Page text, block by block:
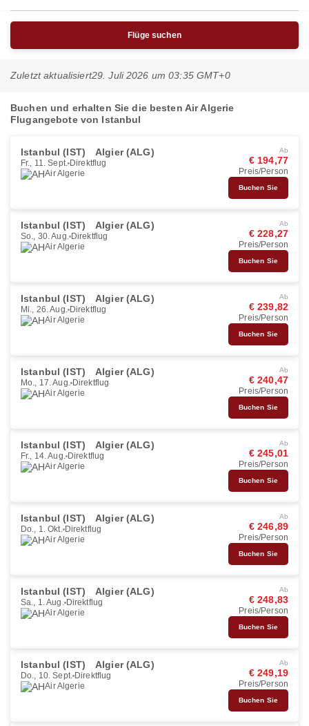
Flüge suchen
Zuletzt aktualisiert29. Juli 2026 um 03:35 GMT+0
Buchen und erhalten Sie die besten Air Algerie
Flugangebote von Istanbul
Istanbul (IST) Algier (ALG)
Fr., 11. Sept. Direktflug
Air Algerie
Ab
€ 194,77
Preis/Person
Buchen Sie
Istanbul (IST) Algier (ALG)
So., 30. Aug. Direktflug
Air Algerie
Ab
€ 228,27
Preis/Person
Buchen Sie
Istanbul (IST) Algier (ALG)
Mi., 26. Aug. Direktflug
Air Algerie
Ab
€ 239,82
Preis/Person
Buchen Sie
Istanbul (IST) Algier (ALG)
Mo., 17. Aug. Direktflug
Air Algerie
Ab
€ 240,47
Preis/Person
Buchen Sie
Istanbul (IST) Algier (ALG)
Fr., 14. Aug. Direktflug
Air Algerie
Ab
€ 245,01
Preis/Person
Buchen Sie
Istanbul (IST) Algier (ALG)
Do., 1. Okt. Direktflug
Air Algerie
Ab
€ 246,89
Preis/Person
Buchen Sie
Istanbul (IST) Algier (ALG)
Sa., 1. Aug. Direktflug
Air Algerie
Ab
€ 248,83
Preis/Person
Buchen Sie
Istanbul (IST) Algier (ALG)
Do., 10. Sept. Direktflug
Air Algerie
Ab
€ 249,19
Preis/Person
Buchen Sie